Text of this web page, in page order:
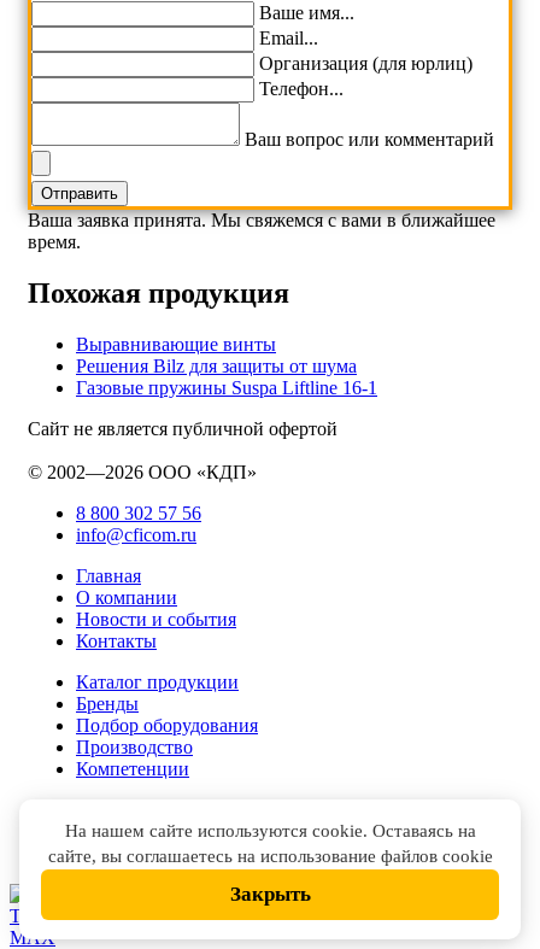
Ваше имя...
Email...
Организация (для юрлиц)
Телефон...
Ваш вопрос или комментарий
Ваша заявка принята. Мы свяжемся с вами в ближайшее
время.
Похожая продукция
Выравнивающие винты
Решения Bilz для защиты от шума
Газовые пружины Suspa Liftline 16-1
Сайт не является публичной офертой
© 2002—2026 ООО «КДП»
8 800 302 57 56
info@cficom.ru
Главная
О компании
Новости и события
Контакты
Каталог продукции
Бренды
Подбор оборудования
Производство
Компетенции
НАПИСАТЬ В
TELEGRAM
НАПИСАТЬ В
MAX
На нашем сайте используются cookie. Оставаясь на
сайте, вы соглашаетесь на использование файлов cookie
Закрыть